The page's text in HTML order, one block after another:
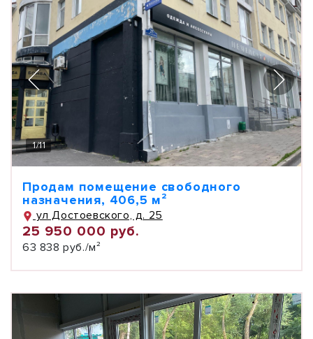
1/11
Продам помещение свободного
назначения, 406,5 м²
ул Достоевского, д. 25
25 950 000 руб.
63 838 руб./м²